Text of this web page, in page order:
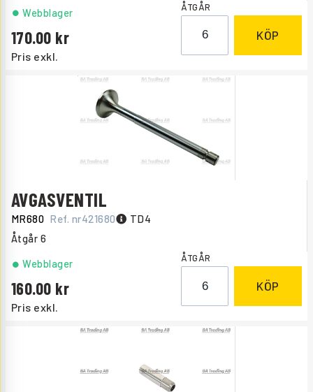
Pris exkl.
170.00
Webblager ÅTGÅR
KÖP
AVGASVENTIL
MR680 Ref. nr421680 TD4
Åtgår 6
Pris exkl.
160.00
Webblager ÅTGÅR
KÖP